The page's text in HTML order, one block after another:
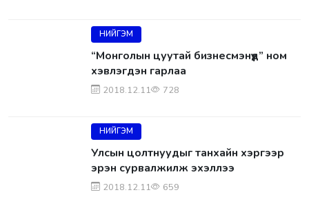
НИЙГЭМ
“Монголын цуутай бизнесмэнүүд” ном
хэвлэгдэн гарлаа
2018.12.11 728
НИЙГЭМ
Улсын цолтнуудыг танхайн хэргээр
эрэн сурвалжилж эхэллээ
2018.12.11 659